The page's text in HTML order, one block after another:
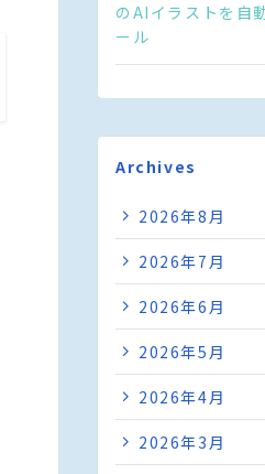
のAIイラストを自
ール
Archives
2026年8月
2026年7月
2026年6月
2026年5月
2026年4月
2026年3月